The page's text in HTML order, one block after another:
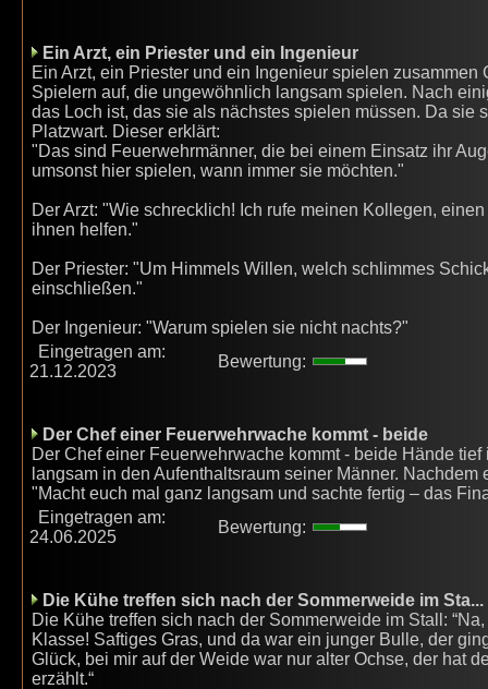
Ein Arzt, ein Priester und ein Ingenieur
Ein Arzt, ein Priester und ein Ingenieur spielen
Spielern auf, die ungewöhnlich langsam spielen. Nach
das Loch ist, das sie als nächstes spielen müssen. Da sie
Platzwart. Dieser erklärt:
"Das sind Feuerwehrmänner, die bei einem Einsatz ihr
umsonst hier spielen, wann immer sie möchten."
Der Arzt: "Wie schrecklich! Ich rufe meinen Kollegen,
ihnen helfen."
Der Priester: "Um Himmels Willen, welch schlimmes
einschließen."
Der Ingenieur: "Warum spielen sie nicht nachts?"
Eingetragen am:
21.12.2023
Bewertung:
Der Chef einer Feuerwehrwache kommt - beide
Der Chef einer Feuerwehrwache kommt - beide Hände
langsam in den Aufenthaltsraum seiner Männer.
"Macht euch mal ganz langsam und sachte fertig – das
Eingetragen am:
24.06.2025
Bewertung:
Die Kühe treffen sich nach der Sommerweide im Sta...
Die Kühe treffen sich nach der Sommerweide im Stall:
Klasse! Saftiges Gras, und da war ein junger Bulle, der
Glück, bei mir auf der Weide war nur alter Ochse, der hat
erzählt.“